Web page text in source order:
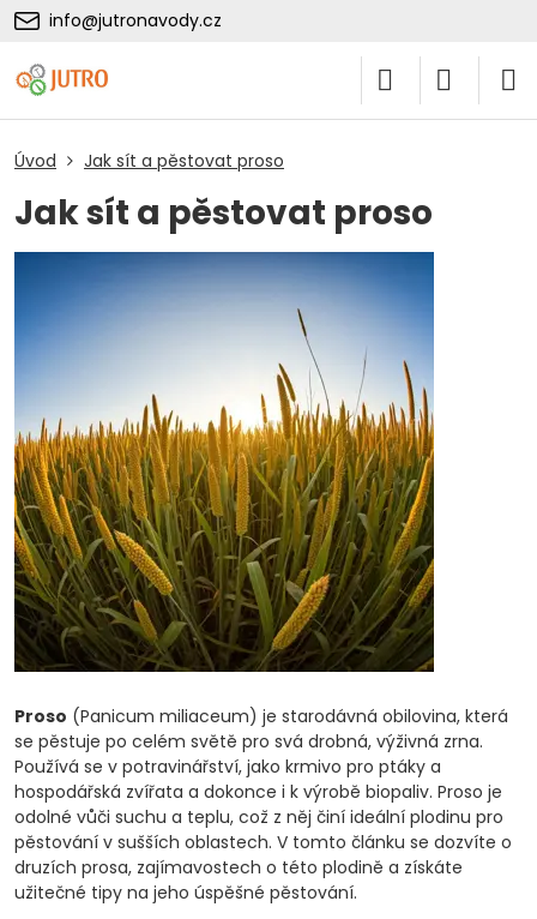
info@jutronavody.cz
Úvod Jak sít a pěstovat proso
Jak sít a pěstovat proso
Proso (Panicum miliaceum) je starodávná obilovina, která
se pěstuje po celém světě pro svá drobná, výživná zrna.
Používá se v potravinářství, jako krmivo pro ptáky a
hospodářská zvířata a dokonce i k výrobě biopaliv. Proso je
odolné vůči suchu a teplu, což z něj činí ideální plodinu pro
pěstování v sušších oblastech. V tomto článku se dozvíte o
druzích prosa, zajímavostech o této plodině a získáte
užitečné tipy na jeho úspěšné pěstování.